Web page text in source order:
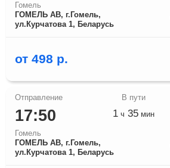
Гомель
ГОМЕЛЬ АВ, г.Гомель,
ул.Курчатова 1, Беларусь
от 498 р.
17:50
Гомель
ГОМЕЛЬ АВ, г.Гомель,
ул.Курчатова 1, Беларусь
1 ч 35 мин